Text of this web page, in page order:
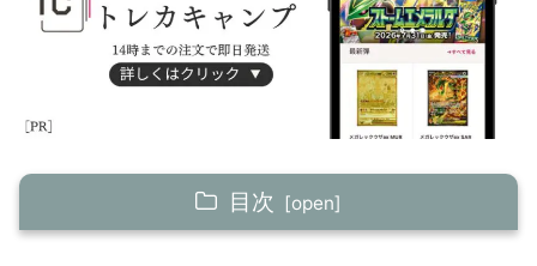
目次